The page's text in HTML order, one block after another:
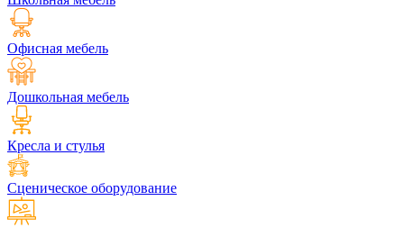
Офисная мебель
Дошкольная мебель
Кресла и стулья
Сценическое оборудование